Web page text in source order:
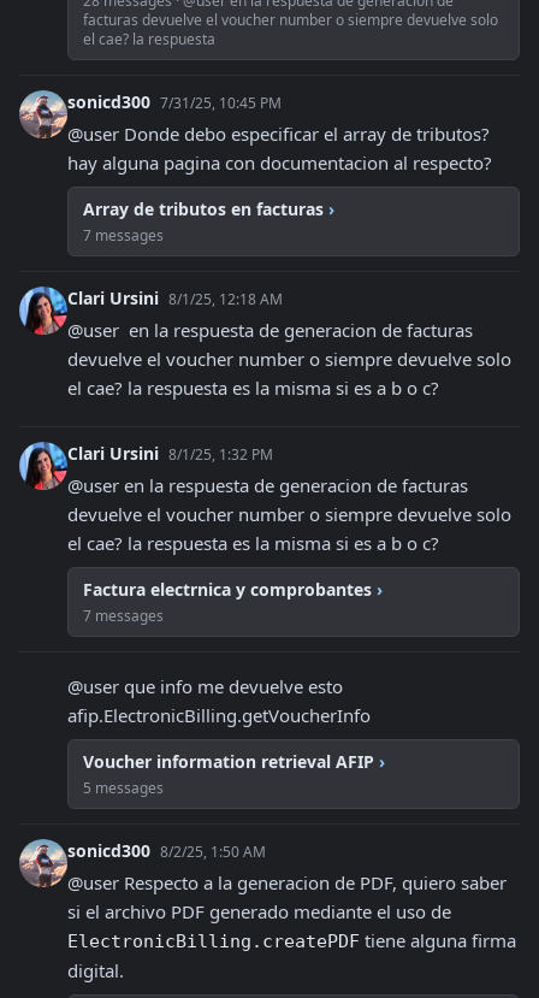
facturas devuelve el voucher number o siempre devuelve solo
el cae? la respuesta
sonicd300 7/31/25, 10:45 PM
@user Donde debo especificar el array de tributos?
hay alguna pagina con documentacion al respecto?
Array de tributos en facturas ›
7 messages
Clari Ursini 8/1/25, 12:18 AM
@user  en la respuesta de generacion de facturas
devuelve el voucher number o siempre devuelve solo
el cae? la respuesta es la misma si es a b o c?
Clari Ursini 8/1/25, 1:32 PM
@user en la respuesta de generacion de facturas
devuelve el voucher number o siempre devuelve solo
el cae? la respuesta es la misma si es a b o c?
Factura electrnica y comprobantes ›
7 messages
@user que info me devuelve esto
afip.ElectronicBilling.getVoucherInfo
Voucher information retrieval AFIP ›
5 messages
sonicd300 8/2/25, 1:50 AM
@user Respecto a la generacion de PDF, quiero saber
ElectronicBilling.createPDF tiene alguna firma
digital.